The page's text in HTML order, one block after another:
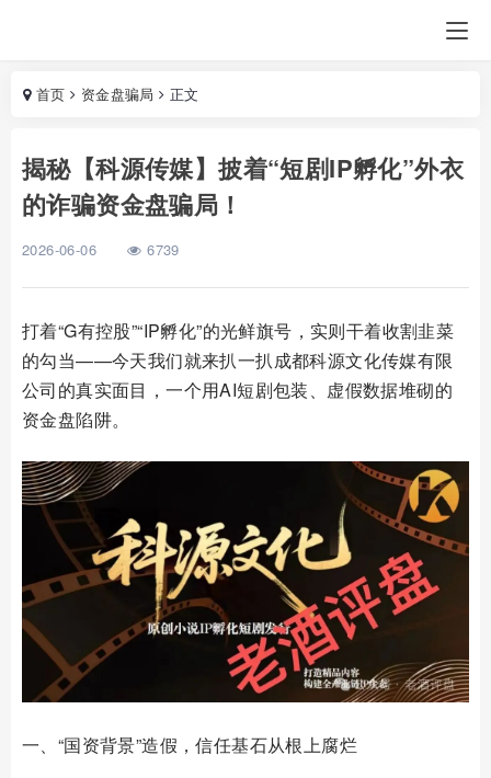
首页 资金盘骗局 正文
揭秘【科源传媒】披着“短剧IP孵化”外衣
的诈骗资金盘骗局！
2026-06-06 6739
打着“G有控股”“IP孵化”的光鲜旗号，实则干着收割韭菜
的勾当——今天我们就来扒一扒成都科源文化传媒有限
公司的真实面目，一个用AI短剧包装、虚假数据堆砌的
资金盘陷阱。
一、“国资背景”造假，信任基石从根上腐烂